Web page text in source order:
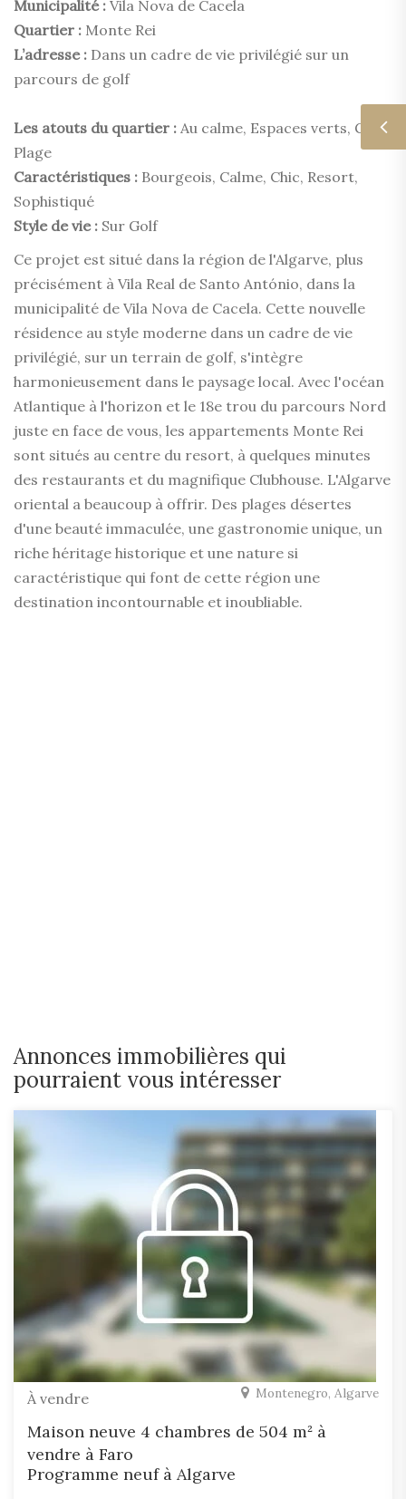
Municipalité : Vila Nova de Cacela
Quartier : Monte Rei
L’adresse : Dans un cadre de vie privilégié sur un
parcours de golf
Les atouts du quartier : Au calme, Espaces verts, Golf,
Plage
Caractéristiques : Bourgeois, Calme, Chic, Resort,
Sophistiqué
Style de vie : Sur Golf
Ce projet est situé dans la région de l'Algarve, plus
précisément à Vila Real de Santo António, dans la
municipalité de Vila Nova de Cacela. Cette nouvelle
résidence au style moderne dans un cadre de vie
privilégié, sur un terrain de golf, s'intègre
harmonieusement dans le paysage local. Avec l'océan
Atlantique à l'horizon et le 18e trou du parcours Nord
juste en face de vous, les appartements Monte Rei
sont situés au centre du resort, à quelques minutes
des restaurants et du magnifique Clubhouse. L'Algarve
oriental a beaucoup à offrir. Des plages désertes
d'une beauté immaculée, une gastronomie unique, un
riche héritage historique et une nature si
caractéristique qui font de cette région une
destination incontournable et inoubliable.
Annonces immobilières qui
pourraient vous intéresser
À vendre Montenegro, Algarve
Maison neuve 4 chambres de 504 m² à
vendre à Faro
Programme neuf à Algarve